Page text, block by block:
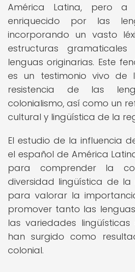
América Latina, pero
enriquecido por las
incorporando un vasto
estructuras
lenguas originarias. Este
es un testimonio vivo
resistencia de las
colonialismo, así como un
cultural y lingüística de la
El estudio de la influencia
el español de América
para comprender la
diversidad lingüística de
para valorar la
promover tanto las
las variedades
han surgido como
colonial.